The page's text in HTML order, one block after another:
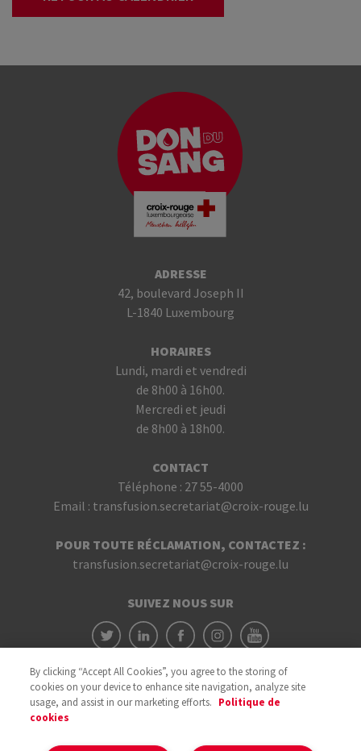
ADRESSE
42, boulevard Joseph II
L-1840 Luxembourg
HORAIRES
Lundi, mardi et vendredi
de 8h00 à 16h00.
Mercredi et jeudi
de 8h00 à 18h00.
CONTACT
Téléphone : 27 55-4000
Email : transfusion.secretariat@croix-rouge.lu
POUR TOUTE RÉCLAMATION, CONTACTEZ :
transfusion.secretariat@croix-rouge.lu
SUIVEZ NOUS SUR
By clicking “Accept All Cookies”, you agree to the storing of
cookies on your device to enhance site navigation, analyze site
usage, and assist in our marketing efforts. Politique de
cookies